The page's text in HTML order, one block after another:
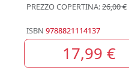
PREZZO COPERTINA:26,00 €
ISBN 9788821114137
17,99 €